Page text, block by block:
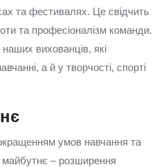
та фестивалях. Це свідчить
та професіоналізм команди.
вихованців, які
а й у творчості, спорті
умов навчання та
майбутнє – розширення